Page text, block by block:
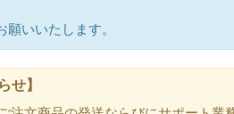
願いいたします。
せ】